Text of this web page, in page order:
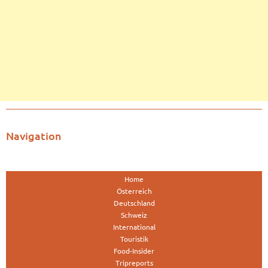
Navigation
Home
Österreich
Deutschland
Schweiz
International
Touristik
Food-Insider
Tripreports